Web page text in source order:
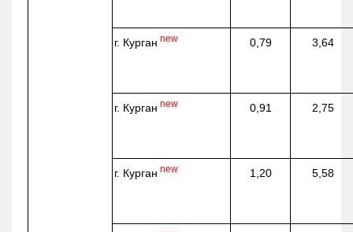
г. Курган new 0,79 3,64
г. Курган new 0,91 2,75
г. Курган new 1,20 5,58